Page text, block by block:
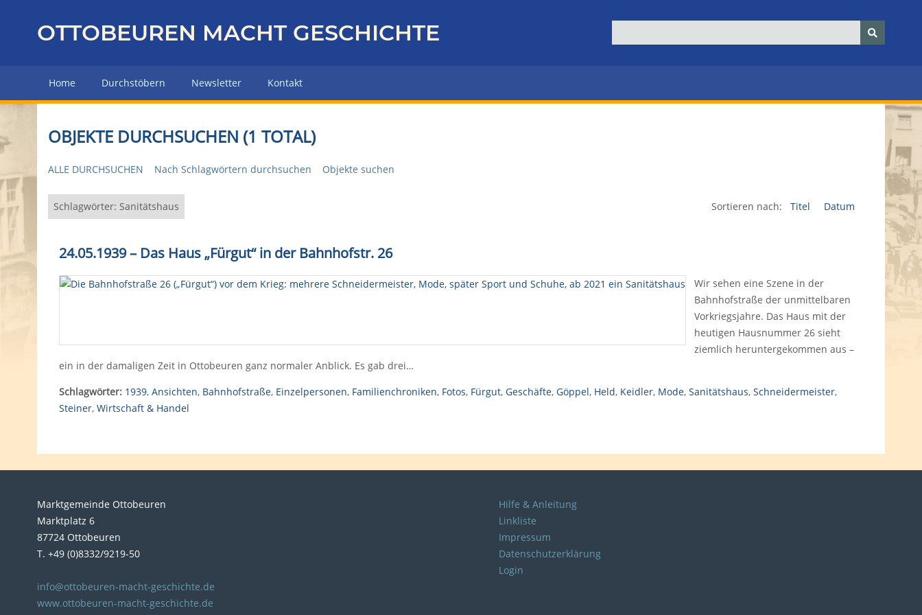
z
r
H
u
p
e
OTTOBEUREN MACHT GESCHICHTE
Home Durchstöbern Newsletter Kontakt
OBJEKTE DURCHSUCHEN (1 TOTAL)
ALLE DURCHSUCHEN Nach Schlagwörtern durchsuchen Objekte suchen
Schlagwörter: Sanitätshaus Sortieren nach: Titel Datum
24.05.1939 – Das Haus „Fürgut“ in der Bahnhofstr. 26
Wir sehen eine Szene in der
Bahnhofstraße der unmittelbaren
Vorkriegsjahre. Das Haus mit der
heutigen Hausnummer 26 sieht
ziemlich heruntergekommen aus –
ein in der damaligen Zeit in Ottobeuren ganz normaler Anblick. Es gab drei…
Schlagwörter: 1939, Ansichten, Bahnhofstraße, Einzelpersonen, Familienchroniken, Fotos, Fürgut, Geschäfte, Göppel, Held, Keidler, Mode, Sanitätshaus, Schneidermeister,
Steiner, Wirtschaft & Handel
Marktgemeinde Ottobeuren
Marktplatz 6
87724 Ottobeuren
T. +49 (0)8332/9219-50
info@ottobeuren-macht-geschichte.de
www.ottobeuren-macht-geschichte.de
Hilfe & Anleitung
Linkliste
Impressum
Datenschutzerklärung
Login